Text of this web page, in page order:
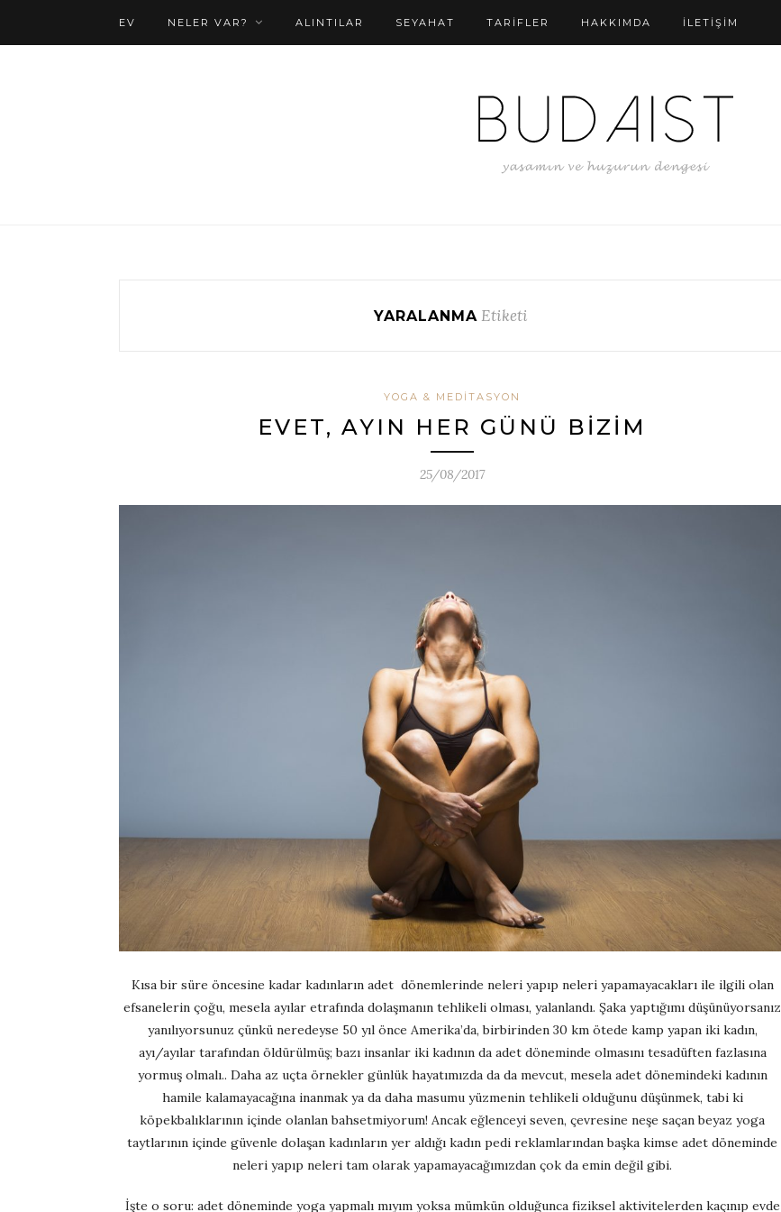
EV NELER VAR? ALINTILAR SEYAHAT TARİFLER HAKKIMDA İLETİŞİM
YARALANMA Etiketi
YOGA & MEDITASYON
EVET, AYIN HER GÜNÜ BİZİM
25/08/2017
Kısa bir süre öncesine kadar kadınların adet dönemlerinde neleri yapıp neleri yapamayacakları ile ilgili olan
efsanelerin çoğu, mesela ayılar etrafında dolaşmanın tehlikeli olması, yalanlandı. Şaka yaptığımı düşünüyorsanız
yanılıyorsunuz çünkü neredeyse 50 yıl önce Amerika’da, birbirinden 30 km ötede kamp yapan iki kadın,
ayı/ayılar tarafından öldürülmüş; bazı insanlar iki kadının da adet döneminde olmasını tesadüften fazlasına
yormuş olmalı.. Daha az uçta örnekler günlük hayatımızda da da mevcut, mesela adet dönemindeki kadının
hamile kalamayacağına inanmak ya da daha masumu yüzmenin tehlikeli olduğunu düşünmek, tabi ki
köpekbalıklarının içinde olanlan bahsetmiyorum! Ancak eğlenceyi seven, çevresine neşe saçan beyaz yoga
taytlarının içinde güvenle dolaşan kadınların yer aldığı kadın pedi reklamlarından başka kimse adet döneminde
neleri yapıp neleri tam olarak yapamayacağımızdan çok da emin değil gibi.
İşte o soru: adet döneminde yoga yapmalı mıyım yoksa mümkün olduğunca fiziksel aktivitelerden kaçınıp evde